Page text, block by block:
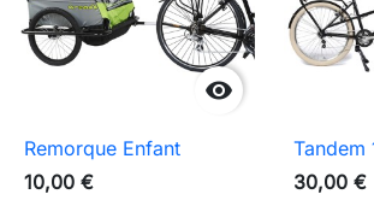

Remorque Enfant
10,00 €
Tandem
30,00 €